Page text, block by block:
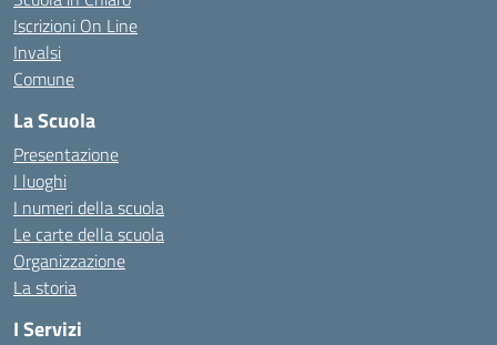
Iscrizioni On Line
Invalsi
Comune
La Scuola
Presentazione
I luoghi
I numeri della scuola
Le carte della scuola
Organizzazione
La storia
I Servizi